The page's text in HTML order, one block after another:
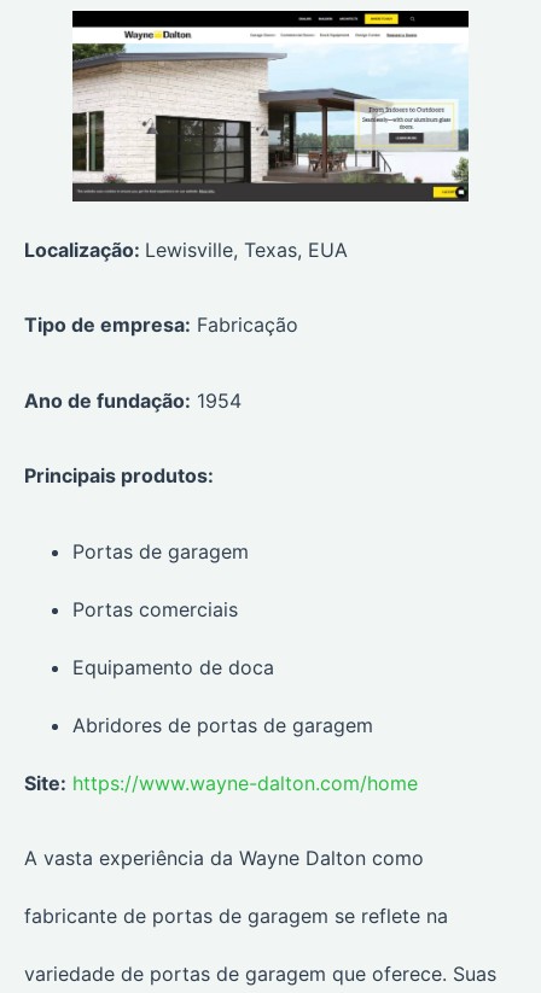
Localização: Lewisville, Texas, EUA
Tipo de empresa: Fabricação
Ano de fundação: 1954
Principais produtos:
Portas de garagem
Portas comerciais
Equipamento de doca
Abridores de portas de garagem
Site: https://www.wayne-dalton.com/home
A vasta experiência da Wayne Dalton como
fabricante de portas de garagem se reflete na
variedade de portas de garagem que oferece. Suas